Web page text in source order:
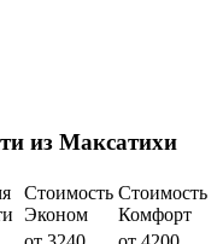
из Максатихи
Стоимость
Эконом
Стоимость
Комфорт